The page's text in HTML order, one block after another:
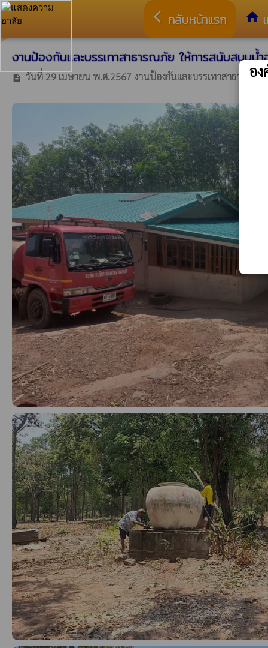
arrow_back_ios กลับหน้าแรก home
งานป้องกันและบรรเทาสาธารณภัย ให้การสนับสนุนน้
description วันที่ 29 เมษายน พ.ศ.2567 งานป้องกันและบรรเทาสาธารณ
อ